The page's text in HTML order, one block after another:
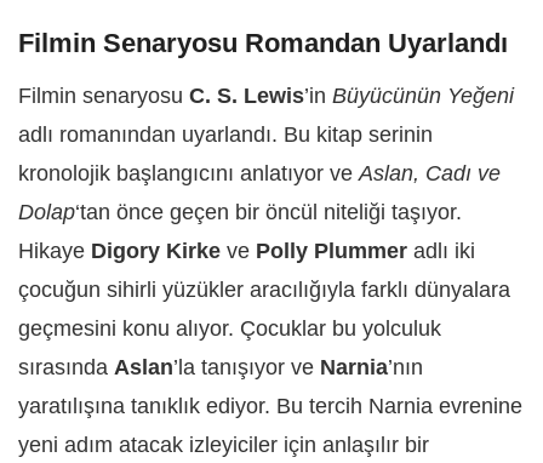
Filmin Senaryosu Romandan Uyarlandı
Filmin senaryosu C. S. Lewis’in Büyücünün Yeğeni
adlı romanından uyarlandı. Bu kitap serinin
kronolojik başlangıcını anlatıyor ve Aslan, Cadı ve
Dolap‘tan önce geçen bir öncül niteliği taşıyor.
Hikaye Digory Kirke ve Polly Plummer adlı iki
çocuğun sihirli yüzükler aracılığıyla farklı dünyalara
geçmesini konu alıyor. Çocuklar bu yolculuk
sırasında Aslan’la tanışıyor ve Narnia’nın
yaratılışına tanıklık ediyor. Bu tercih Narnia evrenine
yeni adım atacak izleyiciler için anlaşılır bir